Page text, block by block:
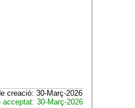
creació: 30-Març-2026
acceptat: 30-Març-2026